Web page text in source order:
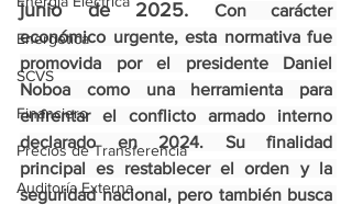
Energética
SCVS
Financiero
Precios de Transferencia
Auditoría Externa
junio de 2025.
Con carácter
económico urgente, esta normativa fue
promovida por el presidente Daniel
Noboa como una herramienta para
enfrentar el conflicto armado interno
declarado en 2024. Su finalidad
principal es restablecer el orden y la
seguridad nacional, pero también busca